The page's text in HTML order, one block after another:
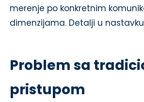
merenje po konkretnim
dimenzijama. Detalji u
Problem sa
pristupom